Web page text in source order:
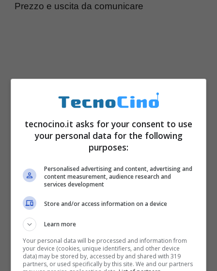
Prezzo e uscita da comunicare
tecnocino.it asks for your consent to use
your personal data for the following
purposes:
Personalised advertising and content, advertising and
content measurement, audience research and
services development
Store and/or access information on a device
Learn more
Your personal data will be processed and information from
your device (cookies, unique identifiers, and other device
data) may be stored by, accessed by and shared with 319
partners, or used specifically by this site. We and our partners